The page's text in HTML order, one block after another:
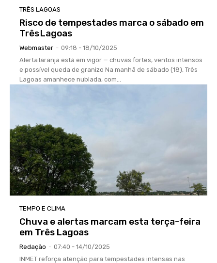
TRÊS LAGOAS
Risco de tempestades marca o sábado em
Três Lagoas
Webmaster - 09:18 - 18/10/2025
Alerta laranja está em vigor — chuvas fortes, ventos intensos
e possível queda de granizo Na manhã de sábado (18), Três
Lagoas amanhece nublada, com...
TEMPO E CLIMA
Chuva e alertas marcam esta terça-feira
em Três Lagoas
Redação - 07:40 - 14/10/2025
INMET reforça atenção para tempestades intensas nas